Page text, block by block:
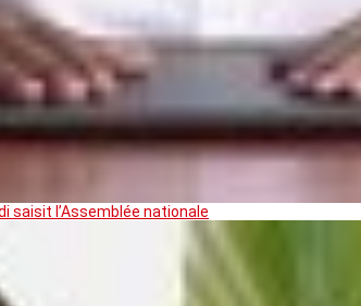
saisit l’Assemblée nationale